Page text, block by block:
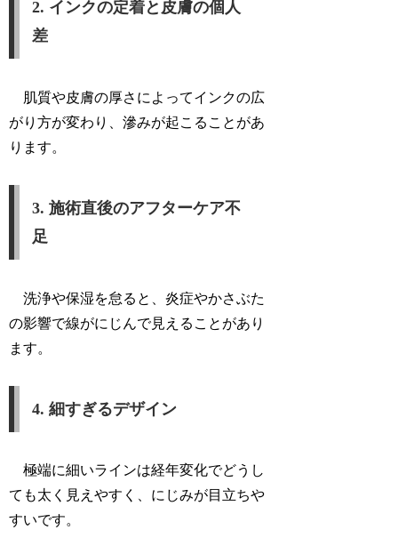
2. インクの定着と皮膚の個人
差
肌質や皮膚の厚さによってインクの広
がり方が変わり、滲みが起こることがあ
ります。
3. 施術直後のアフターケア不
足
洗浄や保湿を怠ると、炎症やかさぶた
の影響で線がにじんで見えることがあり
ます。
4. 細すぎるデザイン
極端に細いラインは経年変化でどうし
ても太く見えやすく、にじみが目立ちや
すいです。